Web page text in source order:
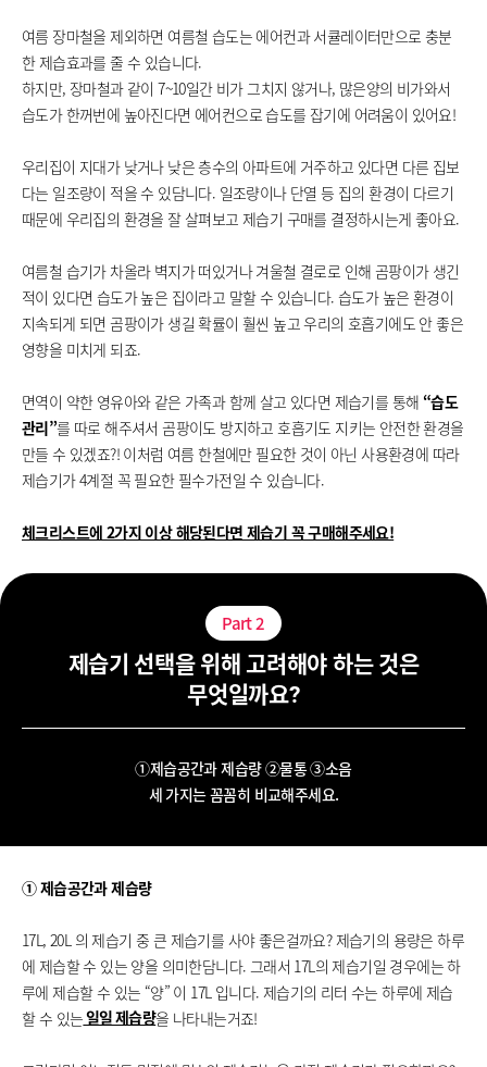
여름 장마철을 제외하면 여름철 습도는 에어컨과 서큘레이터만으로 충분
한 제습효과를 줄 수 있습니다.
하지만, 장마철과 같이 7~10일간 비가 그치지 않거나, 많은양의 비가와서
습도가 한꺼번에 높아진다면 에어컨으로 습도를 잡기에 어려움이 있어요!
우리집이 지대가 낮거나 낮은 층수의 아파트에 거주하고 있다면 다른 집보
다는 일조량이 적을 수 있담니다. 일조량이나 단열 등 집의 환경이 다르기
때문에 우리집의 환경을 잘 살펴보고 제습기 구매를 결정하시는게 좋아요.
여름철 습기가 차올라 벽지가 떠있거나 겨울철 결로로 인해 곰팡이가 생긴
적이 있다면 습도가 높은 집이라고 말할 수 있습니다. 습도가 높은 환경이
지속되게 되면 곰팡이가 생길 확률이 훨씬 높고 우리의 호흡기에도 안 좋은
영향을 미치게 되죠.
면역이 약한 영유아와 같은 가족과 함께 살고 있다면 제습기를 통해 “습도
관리”를 따로 해주셔서 곰팡이도 방지하고 호흡기도 지키는 안전한 환경을
만들 수 있겠죠?! 이처럼 여름 한철에만 필요한 것이 아닌 사용환경에 따라
제습기가 4계절 꼭 필요한 필수가전일 수 있습니다.
체크리스트에 2가지 이상 해당된다면 제습기 꼭 구매해주세요!
Part2
제습기 선택을 위해 고려해야 하는 것은
무엇일까요?
①제습공간과 제습량 ②물통 ③소음
세 가지는 꼼꼼히 비교해주세요.
① 제습공간과 제습량
17L, 20L 의 제습기 중 큰 제습기를 사야 좋은걸까요?제습기의 용량은 하루
에 제습할 수 있는 양을 의미한담니다. 그래서 17L의 제습기일 경우에는하
루에 제습할 수 있는 “양” 이 17L 입니다. 제습기의 리터 수는 하루에 제습
할 수 있는일일 제습량을 나타내는거죠!